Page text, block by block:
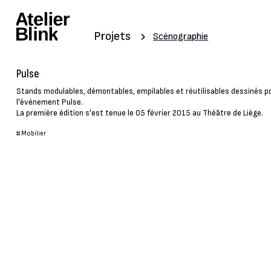
Projets Scénographie
Pulse
Stands modulables, démontables, empilables et réutilisables dessinés
l'événement Pulse.
La première édition s'est tenue le 05 février 2015 au Théâtre de Liège.
# Mobilier